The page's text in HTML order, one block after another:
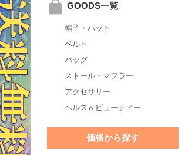
GOODS一覧
帽子・ハット
ベルト
バッグ
ストール・マフラー
アクセサリー
ヘルス＆ビューティー
価格から探す